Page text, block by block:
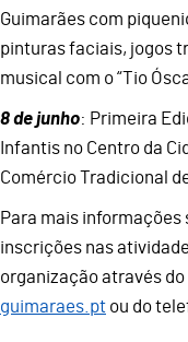
Guimarães com
pinturas faciais, jogos
musical com o “Tio
8 de junho: Primeira
Infantis no Centro da
Comércio Tradicional
Para mais
inscrições nas
organização através
guimaraes.pt ou do